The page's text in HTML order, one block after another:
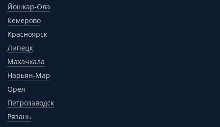
Йошкар-Ола
Кемерово
Красноярск
Липецк
Махачкала
Нарьян-Мар
Орел
Петрозаводск
Рязань